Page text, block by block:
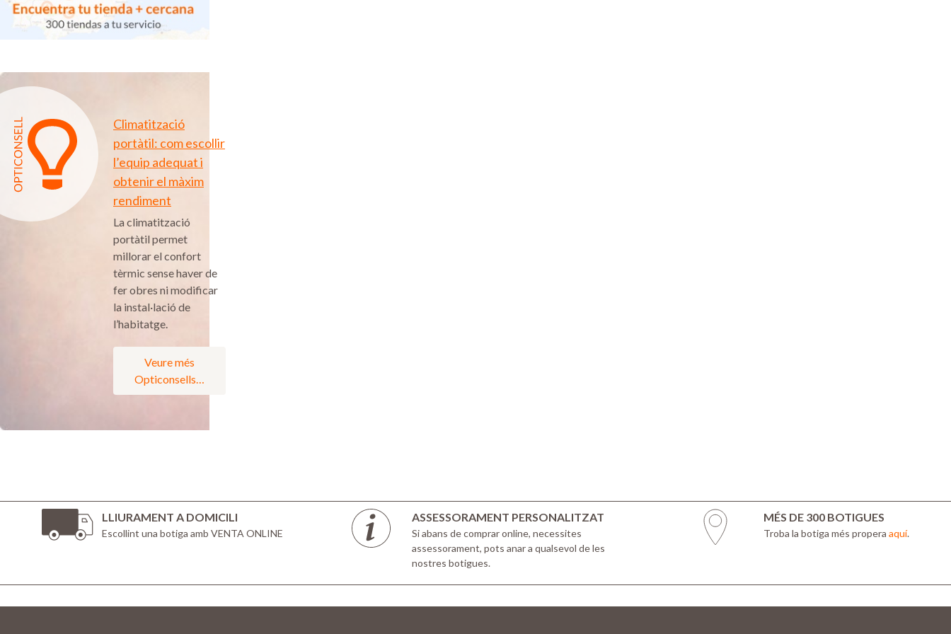
Climatització
portàtil: com escollir
l’equip adequat i
obtenir el màxim
rendiment
La climatització
portàtil permet
millorar el confort
tèrmic sense haver de
fer obres ni modificar
la instal·lació de
l’habitatge.
Veure més
Opticonsells…
LLIURAMENT A DOMICILI
Escollint una botiga amb VENTA ONLINE
ASSESSORAMENT PERSONALITZAT
Si abans de comprar online, necessites
assessorament, pots anar a qualsevol de les
nostres botigues.
MÉS DE 300 BOTIGUES
Troba la botiga més properaaquí.